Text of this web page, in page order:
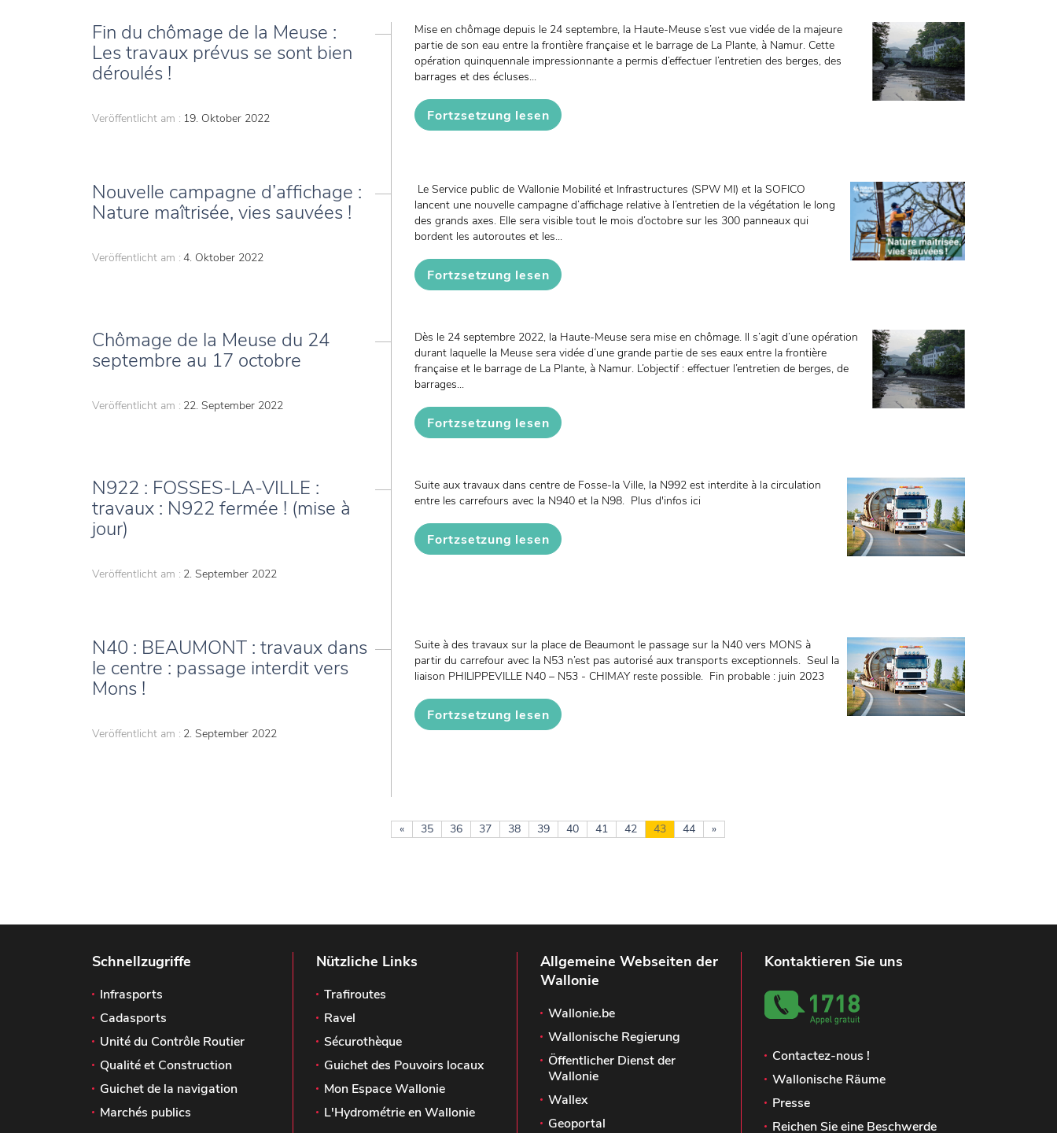
Fin du chômage de la Meuse :
Les travaux prévus se sont bien
déroulés !
Veröffentlicht am : 19. Oktober 2022
Mise en chômage depuis le 24 septembre, la Haute-Meuse s’est vue vidée de la majeure
partie de son eau entre la frontière française et le barrage de La Plante, à Namur. Cette
opération quinquennale impressionnante a permis d’effectuer l’entretien des berges, des
barrages et des écluses...
Fortzsetzung lesen
Nouvelle campagne d’affichage :
Nature maîtrisée, vies sauvées !
Veröffentlicht am : 4. Oktober 2022
Le Service public de Wallonie Mobilité et Infrastructures (SPW MI) et la SOFICO
lancent une nouvelle campagne d’affichage relative à l’entretien de la végétation le long
des grands axes. Elle sera visible tout le mois d’octobre sur les 300 panneaux qui
bordent les autoroutes et les...
Fortzsetzung lesen
Chômage de la Meuse du 24
septembre au 17 octobre
Veröffentlicht am : 22. September 2022
Dès le 24 septembre 2022, la Haute-Meuse sera mise en chômage. Il s’agit d’une opération
durant laquelle la Meuse sera vidée d’une grande partie de ses eaux entre la frontière
française et le barrage de La Plante, à Namur. L’objectif : effectuer l’entretien de berges, de
barrages...
Fortzsetzung lesen
N922 : FOSSES-LA-VILLE :
travaux : N922 fermée ! (mise à
jour)
Veröffentlicht am : 2. September 2022
Suite aux travaux dans centre de Fosse-la Ville, la N992 est interdite à la circulation
entre les carrefours avec la N940 et la N98. Plus d'infos ici
Fortzsetzung lesen
N40 : BEAUMONT : travaux dans
le centre : passage interdit vers
Mons !
Veröffentlicht am : 2. September 2022
Suite à des travaux sur la place de Beaumont le passage sur la N40 vers MONS à
partir du carrefour avec la N53 n’est pas autorisé aux transports exceptionnels. Seul la
liaison PHILIPPEVILLE N40 – N53 - CHIMAY reste possible. Fin probable : juin 2023
Fortzsetzung lesen
« 35 36 37 38 39 40 41 42 43 44 »
Schnellzugriffe
Infrasports
Cadasports
Unité du Contrôle Routier
Qualité et Construction
Guichet de la navigation
Marchés publics
Nützliche Links
Trafiroutes
Ravel
Sécurothèque
Guichet des Pouvoirs locaux
Mon Espace Wallonie
L'Hydrométrie en Wallonie
Allgemeine Webseiten der
Wallonie
Wallonie.be
Wallonische Regierung
Öffentlicher Dienst der
Wallonie
Wallex
Geoportal
Kontaktieren Sie uns
Contactez-nous !
Wallonische Räume
Presse
Reichen Sie eine Beschwerde